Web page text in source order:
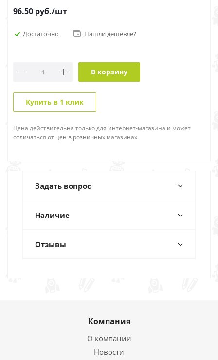
96.50 руб./шт
Достаточно Нашли дешевле?
В корзину
Купить в 1 клик
Цена действительна только для интернет-магазина и может
отличаться от цен в розничных магазинах
Задать вопрос
Наличие
Отзывы
Компания
О компании
Новости